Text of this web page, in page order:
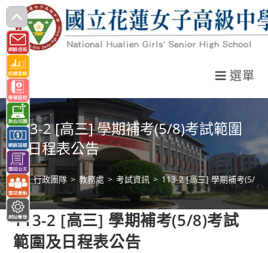
跳
轉
至
主
要
內
容
選單
113-2 [高三] 學期補考(5/8)考試範圍
及日程表公告
> 行政團隊 > 教務處 > 考試資訊 > 113-2 [高三] 學期補考(5/8)
113-2 [高三] 學期補考(5/8)考試
範圍及日程表公告